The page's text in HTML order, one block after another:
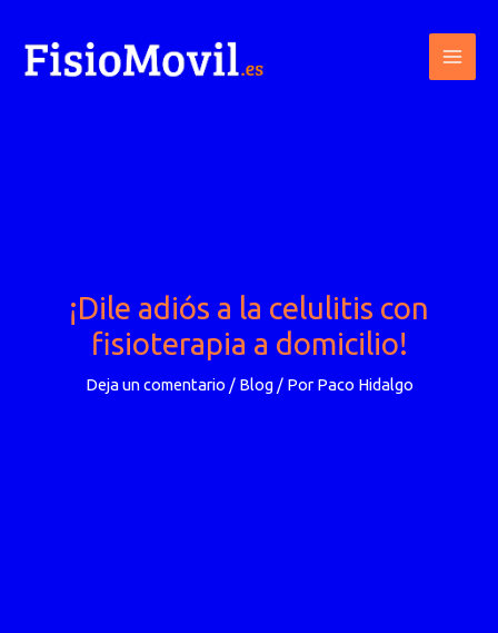
contenido
¡Dile adiós a la celulitis con
fisioterapia a domicilio!
Deja un comentario / Blog/ Por Paco Hidalgo